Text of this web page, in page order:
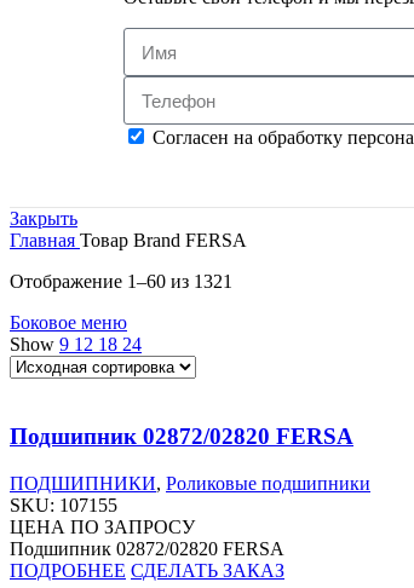
Согласен на обработку
Закрыть
Главная Товар Brand FERSA
Отображение 1–60 из 1321
Боковое меню
Show 9 12 18 24
Подшипник 02872/02820 FERSA
ПОДШИПНИКИ, Роликовые подшипники
SKU: 107155
ЦЕНА ПО ЗАПРОСУ
Подшипник 02872/02820 FERSA
ПОДРОБНЕЕ СДЕЛАТЬ ЗАКАЗ